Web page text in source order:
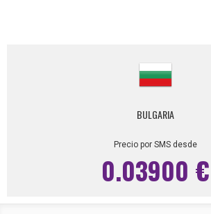
BULGARIA
Precio por SMS desde
0.03900 €